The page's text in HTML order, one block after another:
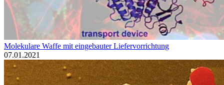
Molekulare Waffe mit eingebauter Liefervorrichtung
07.01.2021